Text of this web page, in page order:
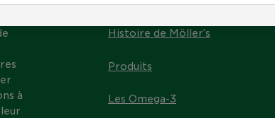
à
MENU
Histoire de Möller’s
Produits
Les Omega-3